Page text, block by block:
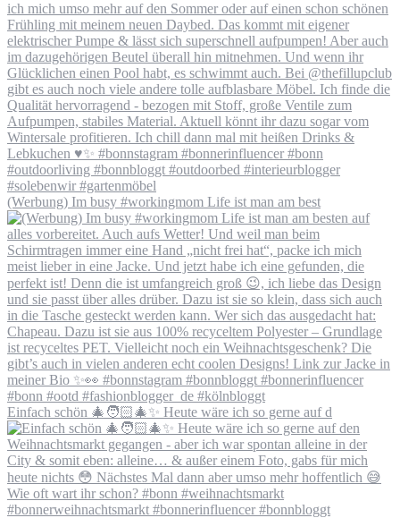
(Werbung) Im busy #workingmom Life ist man am best
Einfach schön 🎄🧑🏻‍🎄✨ Heute wäre ich so gerne auf d